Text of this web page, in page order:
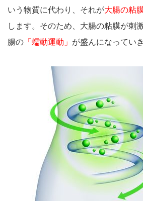
いう物質に代わり、それが大腸の粘
します。そのため、大腸の粘膜が刺
腸の 「蠕動運動」 が盛んになってい